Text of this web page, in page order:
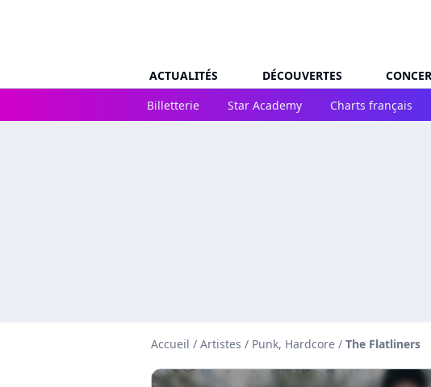
ACTUALITÉS DÉCOUVERTES
Billetterie
Star Academy Charts français
Accueil / Artistes / Punk, Hardcore / The Flatliners